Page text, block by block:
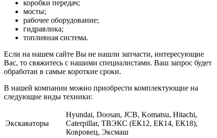
коробки передач;
мосты;
рабочее оборудование;
гидравлика;
топливная система.
Если на нашем сайте Вы не нашли запчасти, интересующие
Вас, то свяжитесь с нашими специалистами. Ваш запрос будет
обработан в самые короткие сроки.
В нашей компании можно приобрести комплектующие на
следующие виды техники:
Экскаваторы
Hyundai, Doosan, JCB, Komatsu, Hitachi,
Caterpillar, ТВЭКС (ЕК12, ЕК14, ЕК18),
Ковровец, Эксмаш